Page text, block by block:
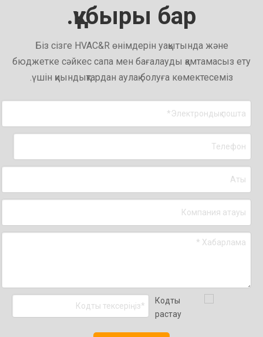
құбыры бар.
Біз сізге HVAC&R өнімдерін уақытында және
бюджетке сәйкес сапа мен бағалауды қамтамасыз ету
үшін қиындықтардан аулақ болуға көмектесеміз.